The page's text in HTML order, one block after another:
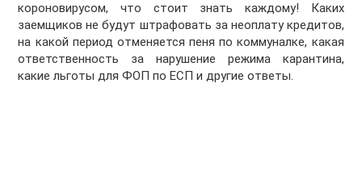
короновирусом, что стоит знать каждому! Каких
заемщиков не будут штрафовать за неоплату кредитов,
на какой период отменяется пеня по коммуналке, какая
ответственность за нарушение режима карантина,
какие льготы для ФОП по ЕСП и другие ответы.